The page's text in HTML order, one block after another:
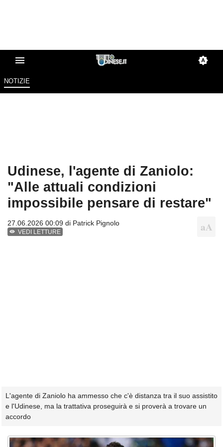
NOTIZIE
Udinese, l'agente di Zaniolo:
"Alle attuali condizioni
impossibile pensare di restare"
27.06.2026 00:09 di Patrick Pignolo
VEDI LETTURE
L'agente di Zaniolo ha ammesso che c'è distanza tra il suo assistito
e l'Udinese, ma la trattativa proseguirà e si proverà a trovare un
accordo